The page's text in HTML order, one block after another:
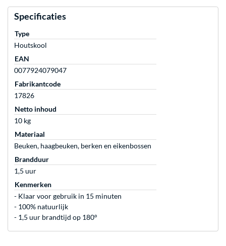
Specificaties
Type
Houtskool
EAN
0077924079047
Fabrikantcode
17826
Netto inhoud
10 kg
Materiaal
Beuken, haagbeuken, berken en eikenbossen
Brandduur
1,5 uur
Kenmerken
- Klaar voor gebruik in 15 minuten
- 100% natuurlijk
- 1,5 uur brandtijd op 180°